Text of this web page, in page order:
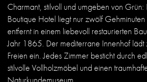
Charmant, stilvoll und umgeben von
Boutique Hotel liegt nur zwölf
entfernt in einem liebevoll restaurierten
Jahr 1865. Der mediterrane Innenhof lädt
Freien ein. Jedes Zimmer besticht durch
stilvolle Vollholzmöbel und einen
Naturkundemuseum.